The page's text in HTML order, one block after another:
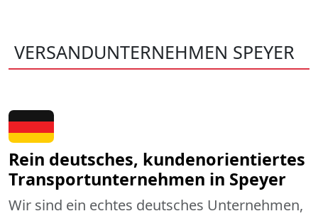
VERSANDUNTERNEHMEN SPEYER
Rein deutsches, kundenorientiertes
Transportunternehmen in Speyer
Wir sind ein echtes deutsches Unternehmen,